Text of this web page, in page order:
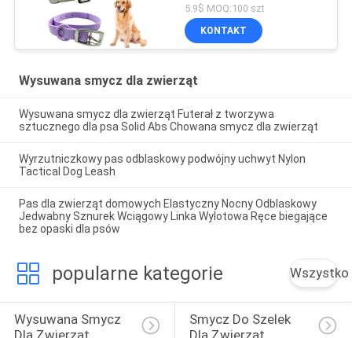
5.9$ MOQ:100 szt
KONTAKT
Wysuwana smycz dla zwierząt
Wysuwana smycz dla zwierząt Futerał z tworzywa
sztucznego dla psa Solid Abs Chowana smycz dla zwierząt
Wyrzutniczkowy pas odblaskowy podwójny uchwyt Nylon
Tactical Dog Leash
Pas dla zwierząt domowych Elastyczny Nocny Odblaskowy
Jedwabny Sznurek Wciągowy Linka Wylotowa Ręce biegające
bez opaski dla psów
popularne kategorie Wszystko
Wysuwana Smycz
Smycz Do Szelek